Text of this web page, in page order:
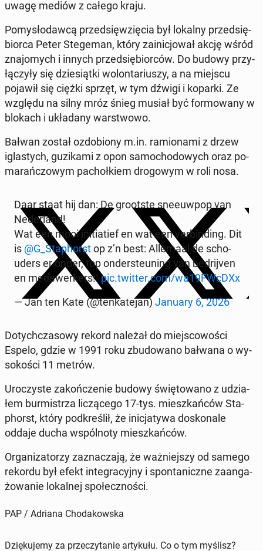
uwagę mediów z całego kraju.
Po­my­sło­daw­cą przed­się­wzię­cia był lokalny przed­się­
bior­ca Peter Ste­ge­man, który za­ini­cjo­wał akcję wśród
zna­jo­mych i innych przed­się­bior­ców. Do budowy przy­
łą­czy­ły się dzie­siąt­ki wo­lon­ta­riu­szy, a na miejscu
pojawił się ciężki sprzęt, w tym dźwigi i koparki. Ze
względu na silny mróz śnieg musiał być for­mo­wa­ny w
blokach i ukła­da­ny war­stwo­wo.
Bałwan został ozdo­bio­ny m.in. ra­mio­na­mi z drzew
igla­stych, gu­zi­ka­mi z opon sa­mo­cho­do­wych oraz po­
ma­rań­czo­wym pa­choł­kiem dro­go­wym w roli nosa.
Daar staat hij dan: De gro­ot­ste sne­euw­pop van
Ne­der­land!
Wat een mooi in­i­tia­tief en wat een ver­bin­ding. Dit
is @G_Sta­phorstop z’n best: Al­le­ma­al de scho­
uders er onder, top on­der­steu­ning van be­dri­jven
en me­de­wer­kers!! pic.twitter.com/wa19FWcDXx
— Jan ten Kate (@ten­ka­te­jan) January 6, 2026
Do­tych­cza­so­wy rekord należał do miej­sco­wo­ści
Espelo, gdzie w 1991 roku zbu­do­wa­no bałwana o wy­
so­ko­ści 11 metrów.
Uro­czy­ste za­koń­cze­nie budowy świę­to­wa­no z udzia­
łem bur­mi­strza li­czą­ce­go 17-tys. miesz­kań­ców Sta­
phorst, który pod­kre­ślił, że ini­cja­ty­wa do­sko­na­le
oddaje ducha wspól­no­ty miesz­kań­ców.
Or­ga­ni­za­to­rzy za­zna­cza­ją, że waż­niej­szy od samego
rekordu był efekt in­te­gra­cyj­ny i spon­ta­nicz­ne za­an­ga­
żo­wa­nie lo­kal­nej spo­łecz­no­ści.
PAP / Adriana Chodakowska
Dziękujemy za przeczytanie artykułu. Co o tym myślisz?